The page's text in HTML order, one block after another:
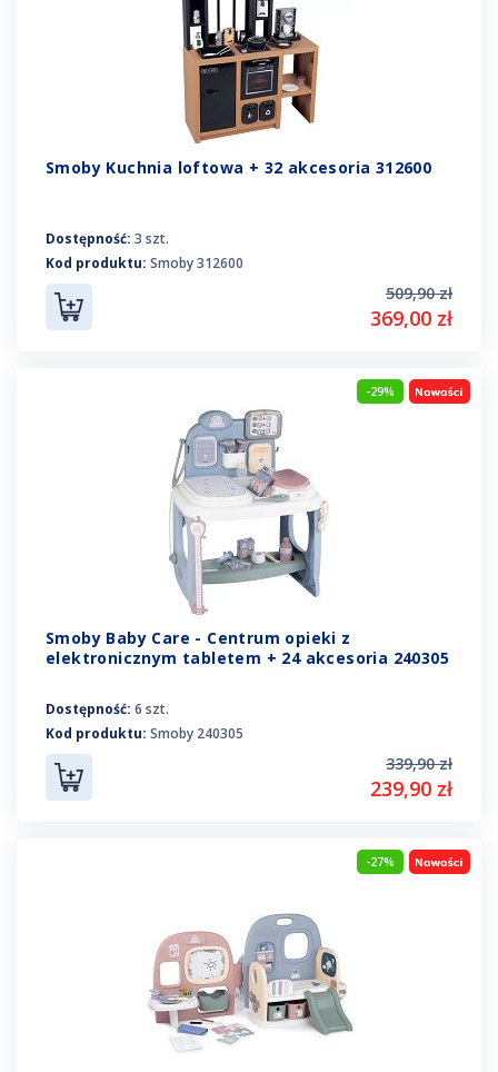
Smoby Kuchnia loftowa + 32 akcesoria 312600
Dostępność: 3 szt.
Kod produktu: Smoby 312600
509,90 zł
369,00 zł
-29%
Smoby Baby Care - Centrum opieki z
elektronicznym tabletem + 24 akcesoria 240305
Dostępność: 6 szt.
Kod produktu: Smoby 240305
339,90 zł
239,90 zł
-27%